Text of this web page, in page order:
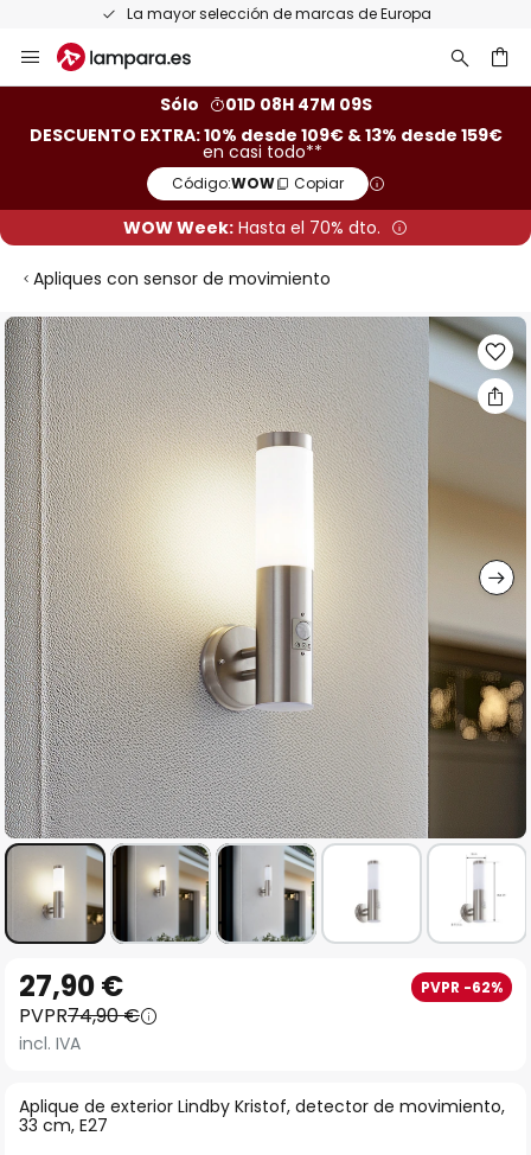
La mayor selección de marcas de Europa
al
Sólo
01D 08H 47M 09S
DESCUENTO EXTRA: 10% desde 109€ & 13% desde 159€
en casi todo**
Código:WOW Copiar
WOW Week: Hasta el 70% dto.
Apliques con sensor de movimiento
Saltar
al
final
de
la
galería
de
imágenes
comienzo
de
galería
de
Aplique de exterior Lindby Kristof, detector de movimiento,
33 cm, E27
27,90 € PVPR -62%
PVPR74,90 €
incl. IVA